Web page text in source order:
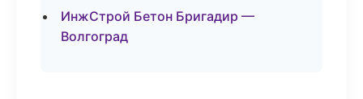
ИнжСтрой Бетон Бригадир —
Волгоград